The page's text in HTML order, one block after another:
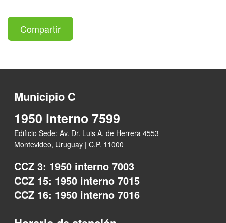
Compartir
Municipio C
1950 interno 7599
Edificio Sede: Av. Dr. Luis A. de Herrera 4553
Montevideo, Uruguay | C.P. 11000
CCZ 3: 1950 interno 7003
CCZ 15: 1950 interno 7015
CCZ 16: 1950 interno 7016